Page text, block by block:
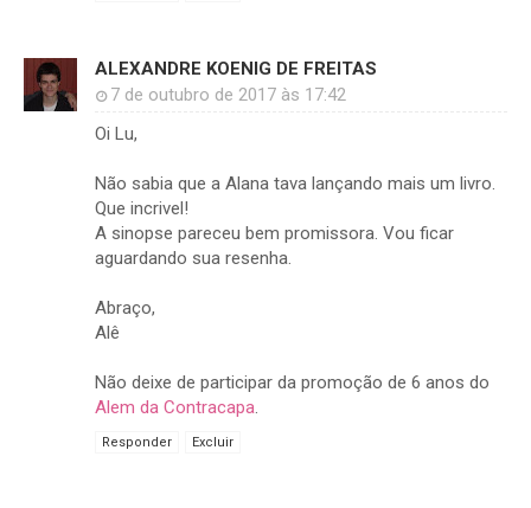
ALEXANDRE KOENIG DE FREITAS
7 de outubro de 2017 às 17:42
Oi Lu,
Não sabia que a Alana tava lançando mais um livro.
Que incrivel!
A sinopse pareceu bem promissora. Vou ficar
aguardando sua resenha.
Abraço,
Alê
Não deixe de participar da promoção de 6 anos do
Alem da Contracapa.
Responder Excluir